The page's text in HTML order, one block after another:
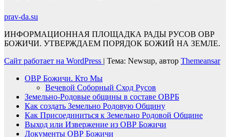
prav-da.su
ИНФОРМАЦИОННАЯ ПЛОЩАДКА РАДЫ РУСОВ ОВР
БОЖИЧИ. УТВЕРЖДАЕМ ПОРЯДОК БОЖИЙ НА ЗЕМЛЕ.
Сайт работает на WordPress | Тема: Newsup, автор Themeansar
ОВР Божичи. Кто Мы
Вечевой Соборный Сход Русов
Земельно-Родовые общины в составе ОВРБ
Как создать Земельно Родовую Общину
Как Присоединиться к Земельно Родовой Общине
Выход или Извержение из ОВР Божичи
Документы ОВР Божичи